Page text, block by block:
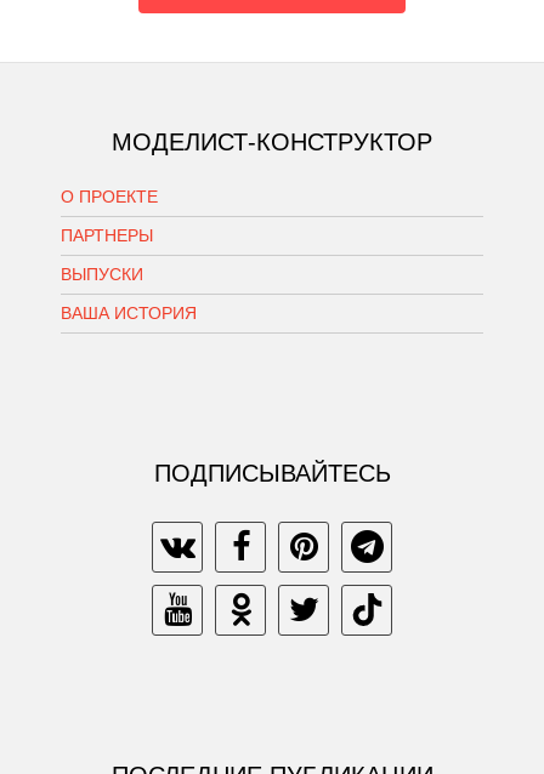
МОДЕЛИСТ-КОНСТРУКТОР
О ПРОЕКТЕ
ПАРТНЕРЫ
ВЫПУСКИ
ВАША ИСТОРИЯ
ПОДПИСЫВАЙТЕСЬ